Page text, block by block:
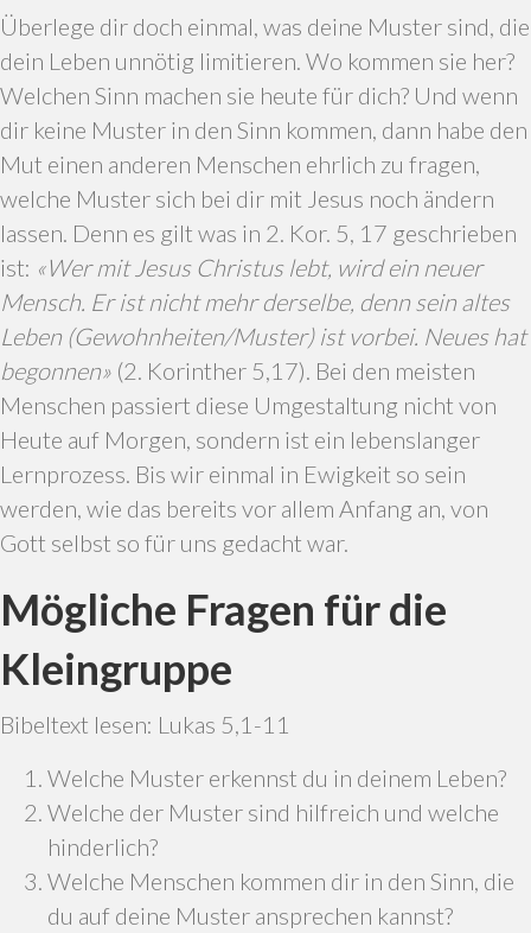
Überlege dir doch einmal, was deine Muster sind, die
dein Leben unnötig limitieren. Wo kommen sie her?
Welchen Sinn machen sie heute für dich? Und wenn
dir keine Muster in den Sinn kommen, dann habe den
Mut einen anderen Menschen ehrlich zu fragen,
welche Muster sich bei dir mit Jesus noch ändern
lassen. Denn es gilt was in 2. Kor. 5, 17 geschrieben
ist: «Wer mit Jesus Christus lebt, wird ein neuer
Mensch. Er ist nicht mehr derselbe, denn sein altes
Leben (Gewohnheiten/Muster) ist vorbei. Neues hat
begonnen» (2. Korinther 5,17). Bei den meisten
Menschen passiert diese Umgestaltung nicht von
Heute auf Morgen, sondern ist ein lebenslanger
Lernprozess. Bis wir einmal in Ewigkeit so sein
werden, wie das bereits vor allem Anfang an, von
Gott selbst so für uns gedacht war.
Mögliche Fragen für die
Kleingruppe
Bibeltext lesen: Lukas 5,1-11
Welche Muster erkennst du in deinem Leben?
Welche der Muster sind hilfreich und welche
hinderlich?
Welche Menschen kommen dir in den Sinn, die
du auf deine Muster ansprechen kannst?